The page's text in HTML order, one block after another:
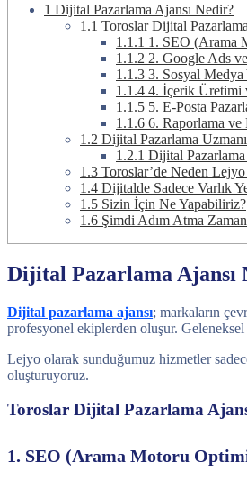
1 Dijital Pazarlama Ajansı Nedir?
1.1 Toroslar Dijital
1.1.1 1. SEO (Arama
1.1.2 2. Google Ads
1.1.3 3. Sosyal
1.1.4 4. İçerik Üretimi
1.1.5 5. E-Posta
1.1.6 6. Raporlama ve
1.2 Dijital Pazarlama
1.2.1 Dijital
1.3 Toroslar’de Neden Lejyo
1.4 Dijitalde Sadece Varlık
1.5 Sizin İçin Ne Yapabiliriz?
1.6 Şimdi Adım Atma
Dijital Pazarlama Ajansı
Dijital pazarlama ajansı; markaların
profesyonel ekiplerden oluşur.
Lejyo olarak sunduğumuz hizmetler
oluşturuyoruz.
Toroslar Dijital Pazarlama
1. SEO (Arama Motoru